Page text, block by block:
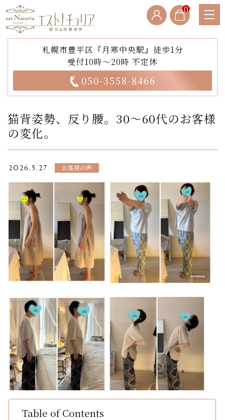
札幌市豊平区『月寒中央駅』徒歩1分
受付10時～20時 不定休
050-3558-8466
0
猫背姿勢、反り腰。30〜60代のお客様
の変化。
2026.5.27 お客様の声
Table of Contents